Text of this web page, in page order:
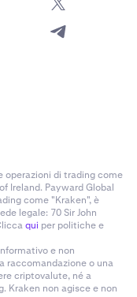
operazioni di trading come
Ireland. Payward Global
come "Kraken", è
legale: 70 Sir John
qui per politiche e
e non
raccomandazione o una
criptovalute, né a
Kraken non agisce e non